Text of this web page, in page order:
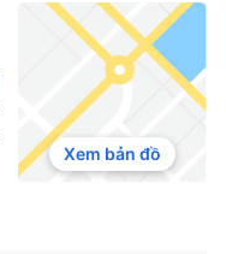
Xem bản đồ